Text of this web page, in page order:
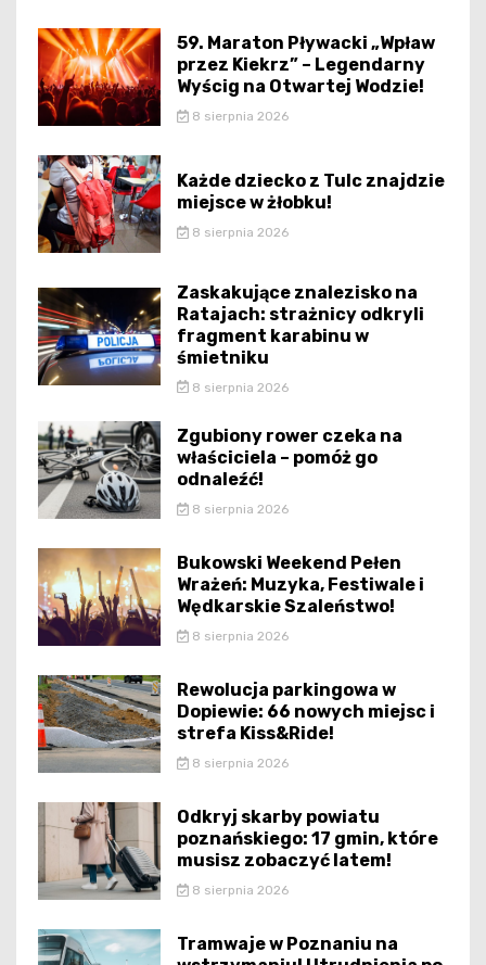
59. Maraton Pływacki „Wpław
przez Kiekrz” – Legendarny
Wyścig na Otwartej Wodzie!
8 sierpnia 2026
Każde dziecko z Tulc znajdzie
miejsce w żłobku!
8 sierpnia 2026
Zaskakujące znalezisko na
Ratajach: strażnicy odkryli
fragment karabinu w
śmietniku
8 sierpnia 2026
Zgubiony rower czeka na
właściciela – pomóż go
odnaleźć!
8 sierpnia 2026
Bukowski Weekend Pełen
Wrażeń: Muzyka, Festiwale i
Wędkarskie Szaleństwo!
8 sierpnia 2026
Rewolucja parkingowa w
Dopiewie: 66 nowych miejsc i
strefa Kiss&Ride!
8 sierpnia 2026
Odkryj skarby powiatu
poznańskiego: 17 gmin, które
musisz zobaczyć latem!
8 sierpnia 2026
Tramwaje w Poznaniu na